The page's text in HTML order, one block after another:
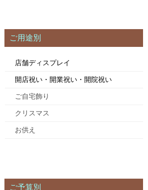
ご用途別
店舗ディスプレイ
開店祝い・開業祝い・開院祝い
ご自宅飾り
クリスマス
お供え
ご予算別